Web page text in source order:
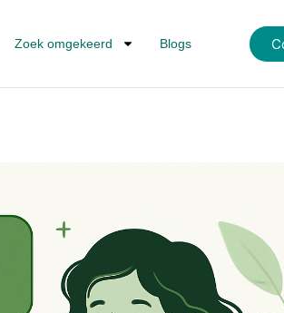
Zoek omgekeerd Blogs